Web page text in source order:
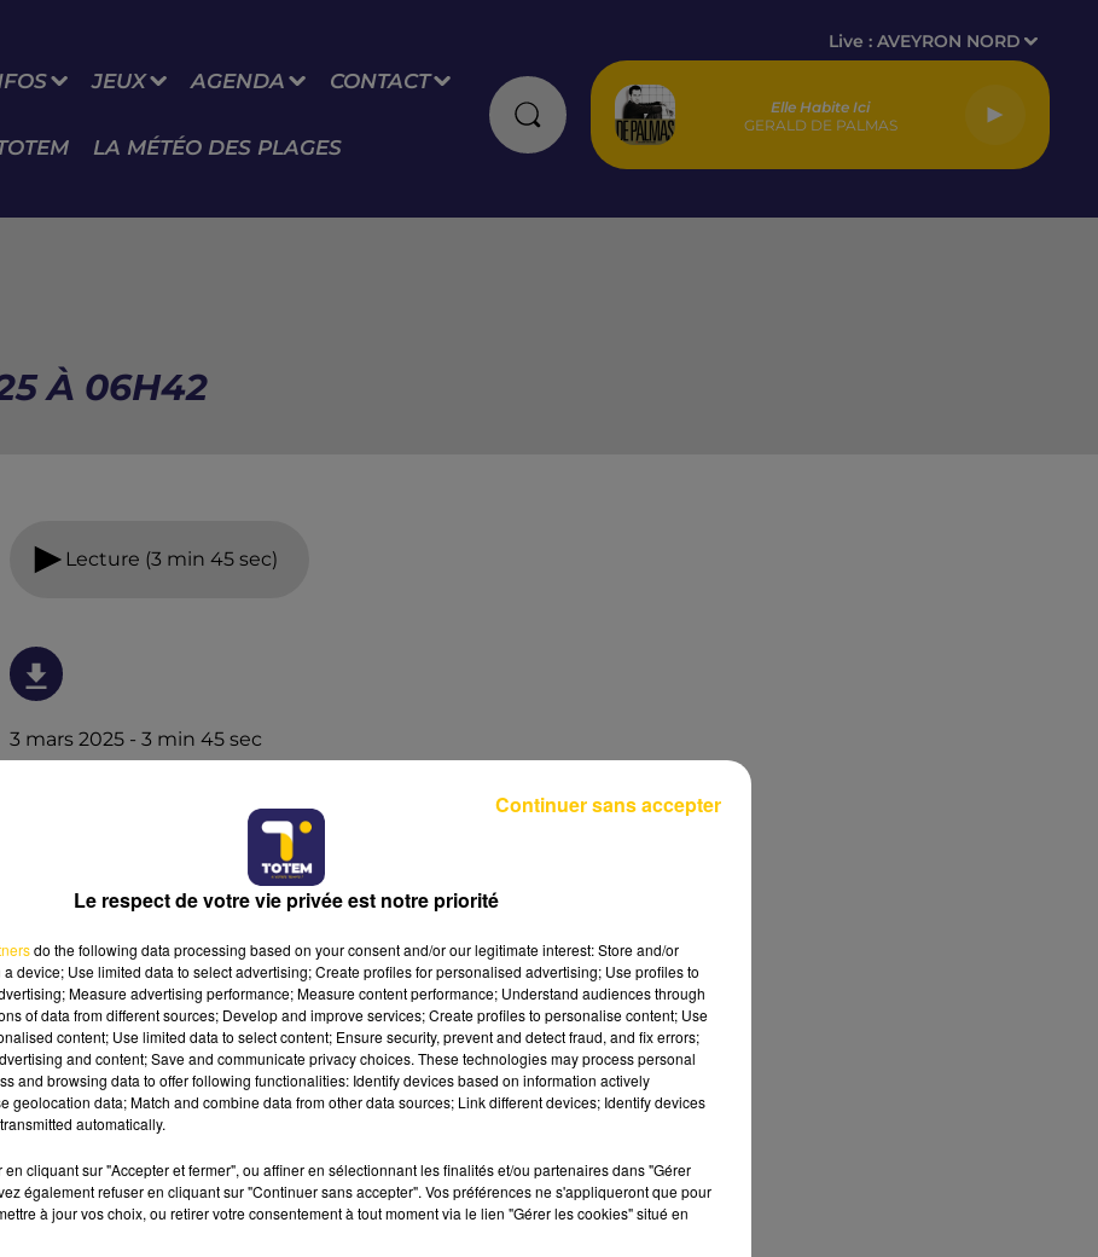
JEUX AGENDA CONTACT
LA MÉTÉO DES PLAGES
Live :AVEYRON NORD
Elle Habite Ici
GERALD DE PALMAS
À 06H42
Lecture (3 min 45 sec)
3 mars 2025 - 3 min 45 sec
L'actualité sportive vue de nos régions. Présenté par
Ici
DE
AVEYRON NORD
Le respect de votre vie privée est notre priorité
do the following data processing based on your consent and/or our legitimate interest: Store and/or
device; Use limited data to select advertising; Create profiles for personalised advertising; Use profiles to
Measure advertising performance; Measure content performance; Understand audiences through
of data from different sources; Develop and improve services; Create profiles to personalise content; Use
content; Use limited data to select content; Ensure security, prevent and detect fraud, and fix errors;
and content; Save and communicate privacy choices. These technologies may process personal
and browsing data to offer following functionalities: Identify devices based on information actively
geolocation data; Match and combine data from other data sources; Link different devices; Identify devices
automatically.
en cliquant sur "Accepter et fermer", ou affiner en sélectionnant les finalités et/ou partenaires dans "Gérer
également refuser en cliquant sur "Continuer sans accepter". Vos préférences ne s'appliqueront que pour
à jour vos choix, ou retirer votre consentement à tout moment via le lien "Gérer les cookies" situé en
Continuer sans accepter